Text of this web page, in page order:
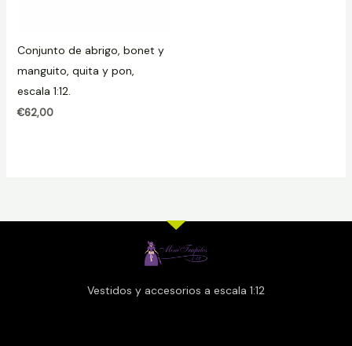
Conjunto de abrigo, bonet y
manguito, quita y pon,
escala 1:12.
€62,00
Vestidos y accesorios a escala 1:12